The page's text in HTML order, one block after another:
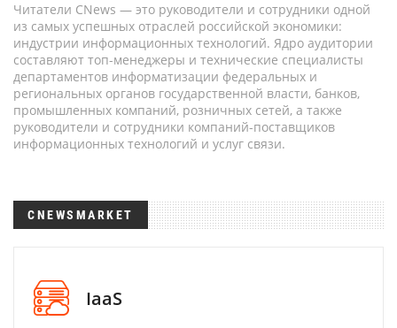
Читатели CNews — это руководители и сотрудники одной
из самых успешных отраслей российской экономики:
индустрии информационных технологий. Ядро аудитории
составляют топ-менеджеры и технические специалисты
департаментов информатизации федеральных и
региональных органов государственной власти, банков,
промышленных компаний, розничных сетей, а также
руководители и сотрудники компаний-поставщиков
информационных технологий и услуг связи.
CNEWSMARKET
IaaS